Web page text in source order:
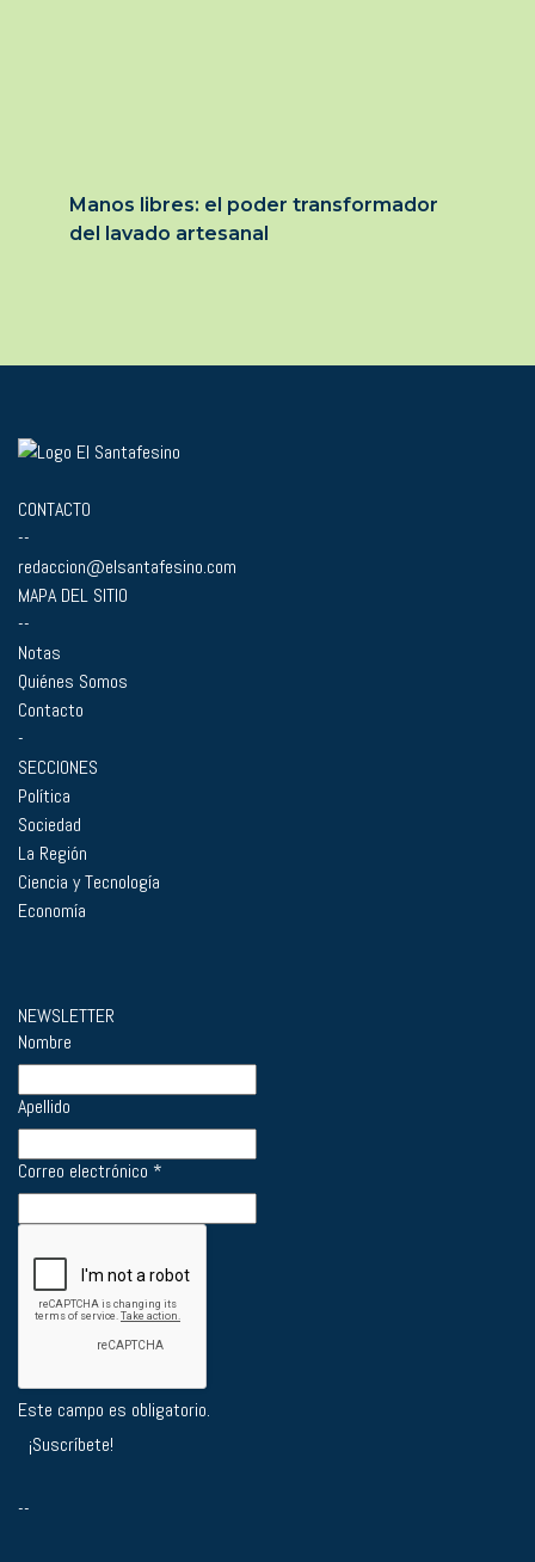
Manos libres: el poder transformador
del lavado artesanal
CONTACTO
--
redaccion@elsantafesino.com
MAPA DEL SITIO
--
Notas
Quiénes Somos
Contacto
-
SECCIONES
Política
Sociedad
La Región
Ciencia y Tecnología
Economía
NEWSLETTER
Nombre
Apellido
Correo electrónico *
Este campo es obligatorio.
--